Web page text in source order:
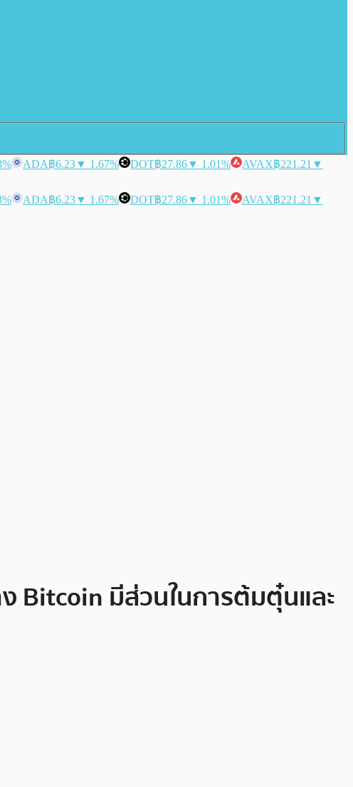
ADA฿6.23▼ 1.67% DOT฿27.86▼ 1.01% AVAX฿221.21 ▼
ADA฿6.23▼ 1.67% DOT฿27.86▼ 1.01% AVAX฿221.21 ▼
Bitcoin มีส่วนในการต้มตุ๋นและ